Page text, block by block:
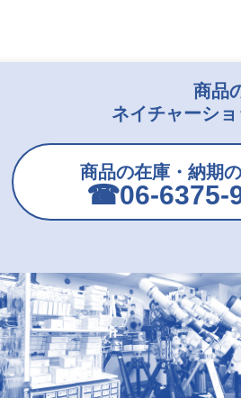
商品
ネイチャーシ
商品の在庫・納期
☎︎06-6375-